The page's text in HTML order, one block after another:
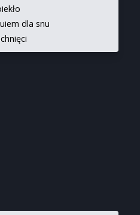
dla snu